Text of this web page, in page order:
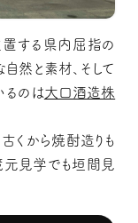
する県内屈指の
然と素材、そして
るのは大口酒造株
くから焼酎造りも
元見学でも垣間見